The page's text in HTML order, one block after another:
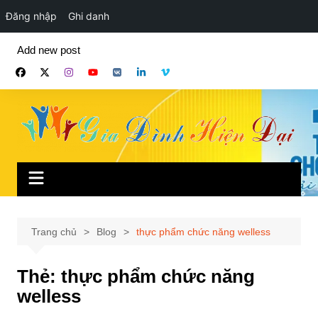
Đăng nhập Ghi danh
phần
Add new post
Trang chủ Blog thực phẩm chức năng welless
Thẻ: thực phẩm chức năng
welless